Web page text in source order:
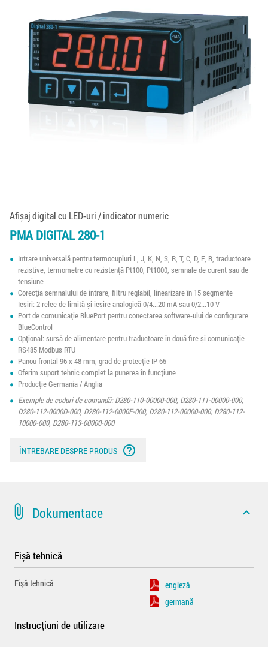
Afișaj digital cu LED-uri / indicator numeric
PMA DIGITAL 280-1
Intrare universală pentru termocupluri L, J, K, N, S, R, T, C, D, E, B, traductoare
rezistive, termometre cu rezistență Pt100, Pt1000, semnale de curent sau de
tensiune
Corecția semnalului de intrare, filtru reglabil, linearizare în 15 segmente
Ieșiri: 2 relee de limită și ieșire analogică 0/4...20 mA sau 0/2...10 V
Port de comunicație BluePort pentru conectarea software-ului de configurare
BlueControl
Opțional: sursă de alimentare pentru traductoare în două fire și comunicație
RS485 Modbus RTU
Panou frontal 96 x 48 mm, grad de protecție IP 65
Oferim suport tehnic complet la punerea în funcțiune
Producție Germania / Anglia
Exemple de coduri de comandă: D280-110-00000-000, D280-111-00000-000,
D280-112-0000D-000, D280-112-0000E-000, D280-112-00000-000, D280-112-
10000-000, D280-113-00000-000
ÎNTREBARE DESPRE PRODUS help_outline
attach_file Dokumentace expand_less
Fișă tehnică
Fișă tehnică
engleză
germană
Instrucțiuni de utilizare